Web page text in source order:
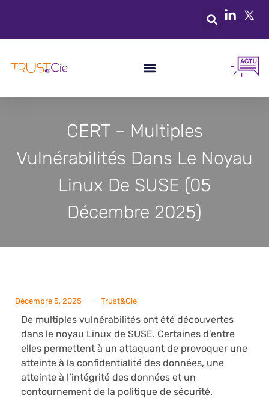
CERT – Multiples
Vulnérabilités Dans Le Noyau
Linux De SUSE (05
Décembre 2025)
Décembre 5, 2025 Trust&Cie
De multiples vulnérabilités ont été découvertes
dans le noyau Linux de SUSE. Certaines d’entre
elles permettent à un attaquant de provoquer une
atteinte à la confidentialité des données, une
atteinte à l’intégrité des données et un
contournement de la politique de sécurité.